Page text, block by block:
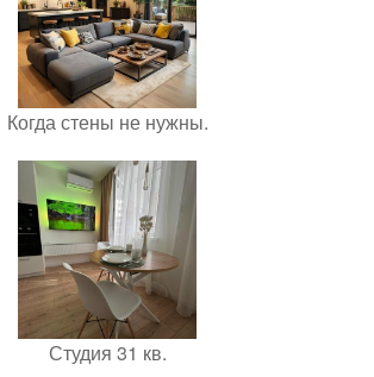
Когда стены не нужны.
Студия 31 кв.